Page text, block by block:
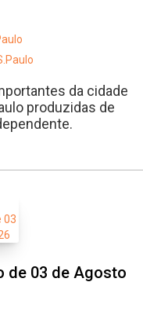
da cidade
produzidas de
de 03 de Agosto